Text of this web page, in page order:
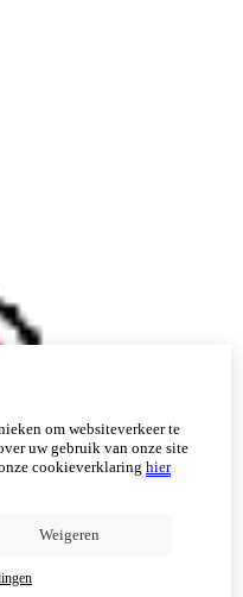
om websiteverkeer te
uw gebruik van onze site
cookieverklaring hier
Weigeren